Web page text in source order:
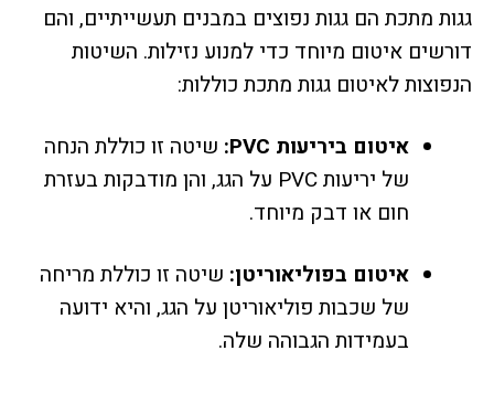
גגות מתכת הם גגות נפוצים במבנים תעשייתיים, והם
דורשים איטום מיוחד כדי למנוע נזילות. השיטות
הנפוצות לאיטום גגות מתכת כוללות:
איטום ביריעות PVC:
שיטה זו כוללת הנחה
של יריעות PVC על הגג, והן מודבקות בעזרת
חום או דבק מיוחד.
איטום בפוליאוריטן: שיטה זו כוללת מריחה
של שכבות פוליאוריטן על הגג, והיא ידועה
בעמידות הגבוהה שלה.